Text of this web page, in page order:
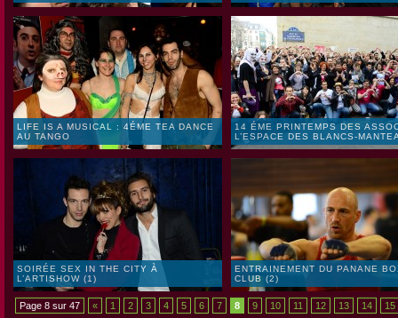
LIFE IS A MUSICAL : 4ÉME TEA DANCE
AU TANGO
14 ÉME PRINTEMPS DES
L’ESPACE DES BLANCS-
SOIRÉE SEX IN THE CITY À
L’ARTISHOW (1)
ENTRAINEMENT DU PANANE
CLUB (2)
Page 8 sur 47 « 1 2 3 4 5 6 7 8 9 10 11 12 13 14 15